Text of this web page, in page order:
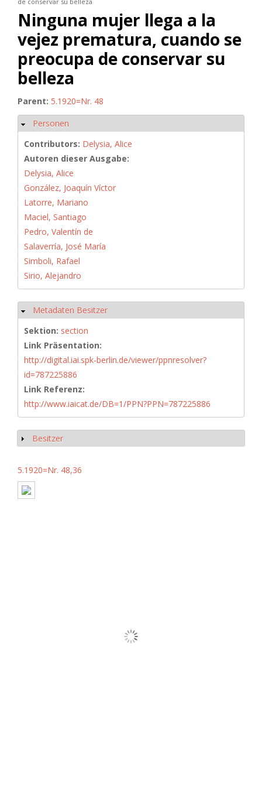
Ninguna mujer llega a la
vejez prematura, cuando se
preocupa de conservar su
belleza
Parent: 5.1920=Nr. 48
Hide
Personen
Contributors: Delysia, Alice
Autoren dieser Ausgabe:
Delysia, Alice
González, Joaquín Víctor
Latorre, Mariano
Maciel, Santiago
Pedro, Valentín de
Salaverría, José María
Simboli, Rafael
Sirio, Alejandro
Hide
Metadaten Besitzer
Sektion: section
Link Präsentation:
http://digital.iai.spk-berlin.de/viewer/ppnresolver?
id=787225886
Link Referenz:
http://www.iaicat.de/DB=1/PPN?PPN=787225886
Show
Besitzer
5.1920=Nr. 48,36